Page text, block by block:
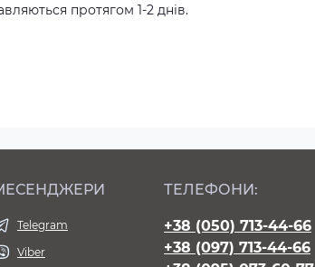
протягом 1-2 днів.
Telegram
Viber
ТЕЛЕФОНИ:
+38 (050) 713-44-66
+38 (097) 713-44-66